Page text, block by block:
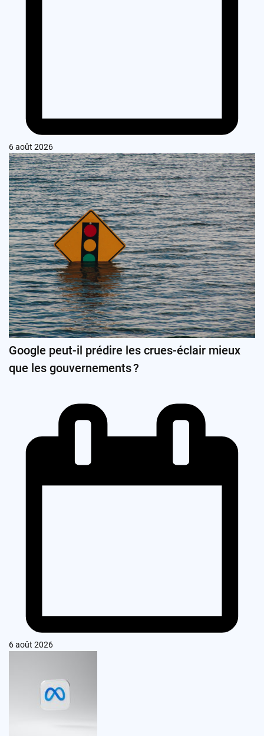
6 août 2026
Google peut-il prédire les crues-éclair mieux
que les gouvernements ?
6 août 2026